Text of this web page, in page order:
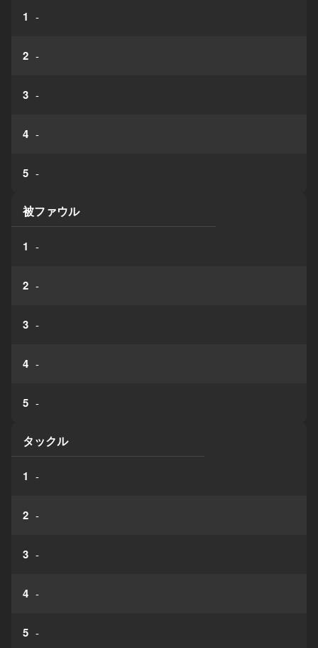
1 -
2 -
3 -
4 -
5 -
被ファウル
1 -
2 -
3 -
4 -
5 -
タックル
1 -
2 -
3 -
4 -
5 -